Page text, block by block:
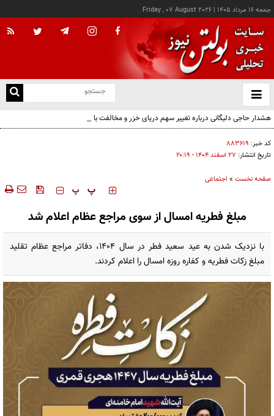
جمعه ۱۶ مرداد ۱۴۰۵ |
Friday , 07 August 2026
باز
و
هشدار حاجی دلیگانی درباره تغییر سهم دریای خزر و مخالفت با واگذاری امتیاز
کد خبر: ۸۸۳۶۱۹
تاریخ انتشار: ۲۷ اسفند ۱۴۰۴ - ۲۰:۱۹
صفحه نخست » اجتماعی
‍‍‍ پ پ
مبلغ فطریه امسال از سوی مراجع عظام اعلام شد
با نزدیک شدن به عید سعید فطر در سال ۱۴۰۴، دفاتر مراجع عظام تقلید
مبلغ زکات فطریه و کفاره روزه امسال را اعلام کردند.